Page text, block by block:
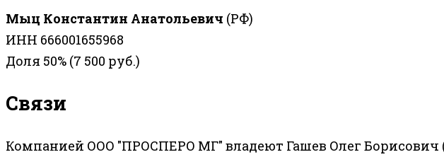
Мыц Константин Анатольевич (РФ)
ИНН 666001655968
Доля 50% (7 500 руб.)
Связи
Компанией ООО "ПРОСПЕРО МГ" владеют Гашев Олег Борисович